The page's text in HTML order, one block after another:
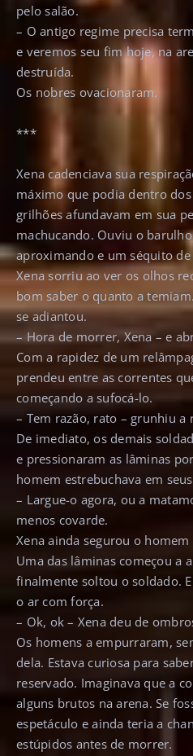
pelo salão.
– O antigo regime precisa
e veremos seu fim hoje, na
destruída.
Os nobres ovacionaram.
***
Xena cadenciava sua
máximo que podia dentro
grilhões afundavam em sua
machucando. Ouviu o
aproximando e um séquito de
Xena sorriu ao ver os olhos
bom saber o quanto a
se adiantou.
– Hora de morrer, Xena – e
Com a rapidez de um
prendeu entre as correntes
começando a sufocá-lo.
– Tem razão, rato – grunhiu a
De imediato, os demais
e pressionaram as lâminas
homem estrebuchava em
– Largue-o agora, ou a
menos covarde.
Xena ainda segurou o
Uma das lâminas começou a
finalmente soltou o soldado.
o ar com força.
– Ok, ok – Xena deu de
Os homens a empurraram,
dela. Estava curiosa para
reservado. Imaginava que a
alguns brutos na arena. Se
espetáculo e ainda teria a
estúpidos antes de morrer.